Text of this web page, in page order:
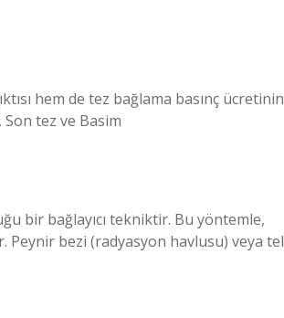
hem de tez bağlama basınç ücretinin
tez ve Basim
bir bağlayıcı tekniktir. Bu yöntemle,
Peynir bezi (radyasyon havlusu) veya tel